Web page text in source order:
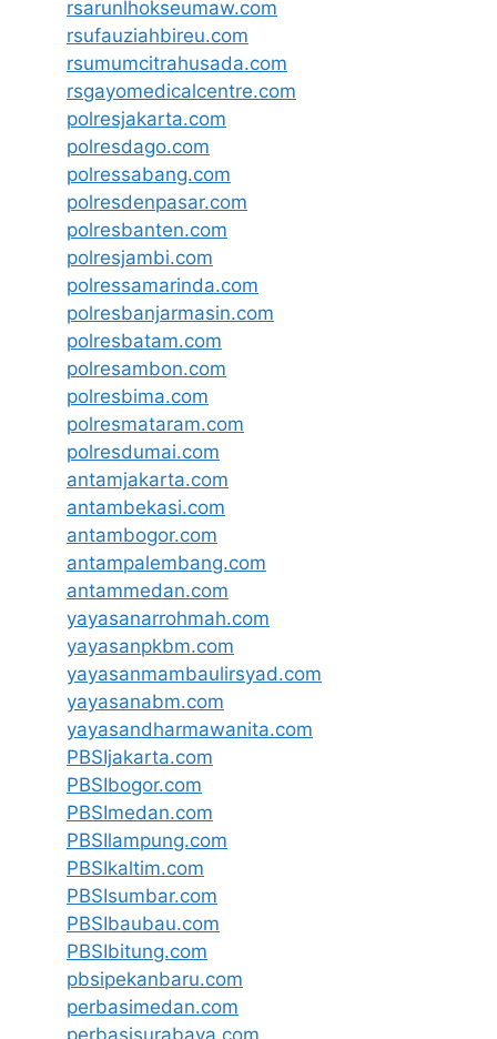
rsarunlhokseumaw.com
rsufauziahbireu.com
rsumumcitrahusada.com
rsgayomedicalcentre.com
polresjakarta.com
polresdago.com
polressabang.com
polresdenpasar.com
polresbanten.com
polresjambi.com
polressamarinda.com
polresbanjarmasin.com
polresbatam.com
polresambon.com
polresbima.com
polresmataram.com
polresdumai.com
antamjakarta.com
antambekasi.com
antambogor.com
antampalembang.com
antammedan.com
yayasanarrohmah.com
yayasanpkbm.com
yayasanmambaulirsyad.com
yayasanabm.com
yayasandharmawanita.com
PBSIjakarta.com
PBSIbogor.com
PBSImedan.com
PBSIlampung.com
PBSIkaltim.com
PBSIsumbar.com
PBSIbaubau.com
PBSIbitung.com
pbsipekanbaru.com
perbasimedan.com
perbasisurabaya.com